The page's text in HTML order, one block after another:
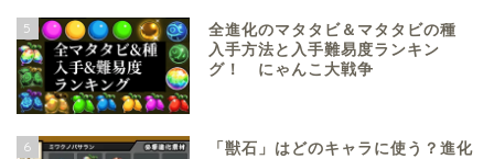
5
全進化のマタタビ＆マタタビの種
入手方法と入手難易度ランキン
グ！ にゃんこ大戦争
6
「獣石」はどのキャラに使う？進化